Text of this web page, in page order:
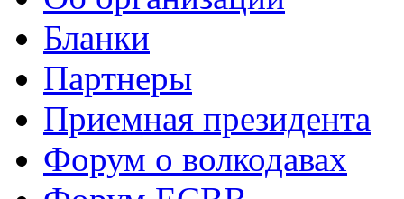
Бланки
Партнеры
Приемная президента
Форум о волкодавах